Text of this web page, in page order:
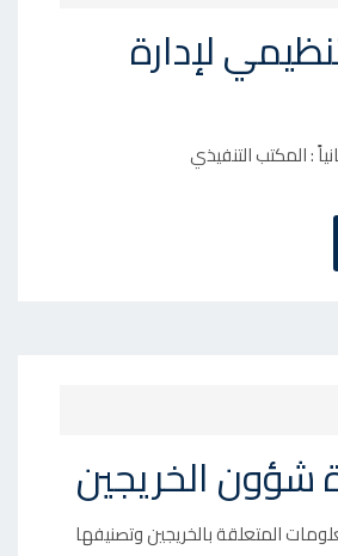
لإدارة
: المكتب التنفيذي
شؤون الخريجين
المتعلقة بالخريجين وتصنيفها